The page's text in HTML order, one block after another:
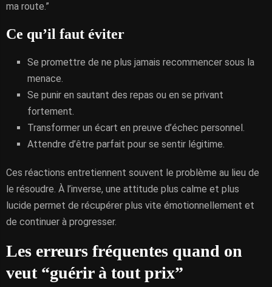
ma route.”
Ce qu’il faut éviter
Se promettre de ne plus jamais recommencer sous la
menace.
Se punir en sautant des repas ou en se privant
fortement.
Transformer un écart en preuve d’échec personnel.
Attendre d’être parfait pour se sentir légitime.
Ces réactions entretiennent souvent le problème au lieu de
le résoudre. À l’inverse, une attitude plus calme et plus
lucide permet de récupérer plus vite émotionnellement et
de continuer à progresser.
Les erreurs fréquentes quand on
veut “guérir à tout prix”